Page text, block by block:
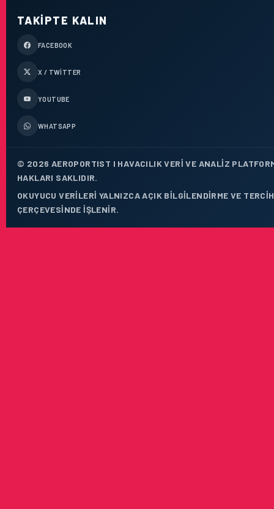
TAKIPTE KALIN
FACEBOOK
X / TWITTER
YOUTUBE
WHATSAPP
© 2026 AEROPORTIST I HAVACILIK VERI VE ANALIZ
HAKLARI SAKLIDIR.
OKUYUCU VERILERI YALNIZCA AÇIK BILGILENDIRME VE
ÇERÇEVESINDE IŞLENIR.